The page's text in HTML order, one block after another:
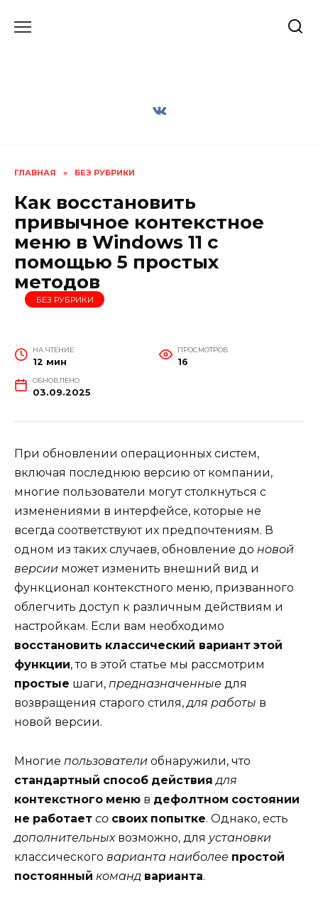
ГЛАВНАЯ » БЕЗ РУБРИКИ
Как восстановить
привычное контекстное
меню в Windows 11 с
помощью 5 простых
методов
БЕЗ РУБРИКИ
НА ЧТЕНИЕ
12 мин
ПРОСМОТРОВ
16
ОБНОВЛЕНО
03.09.2025
При обновлении операционных систем,
включая последнюю версию от компании,
многие пользователи могут столкнуться с
изменениями в интерфейсе, которые не
всегда соответствуют их предпочтениям. В
одном из таких случаев, обновление до новой
версии может изменить внешний вид и
функционал контекстного меню, призванного
облегчить доступ к различным действиям и
настройкам. Если вам необходимо
восстановить классический вариант этой
функции, то в этой статье мы рассмотрим
простые шаги, предназначенные для
возвращения старого стиля,для работы в
новой версии.
Многие пользователи обнаружили, что
стандартный способ действия для
контекстного меню в дефолтном состоянии
не работает со своих попытке. Однако, есть
дополнительныхвозможно, для установки
классического варианта наиболее простой
постоянный команд варианта.